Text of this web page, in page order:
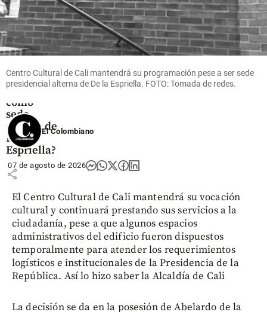
Colombia
¿Qué es el
Centro
Cultural
de Cali y
por qué
generó
polémica
como
sede
alterna de
De La
Espriella?
share
Centro Cultural de Cali mantendrá su programación pese a ser sede
presidencial alterna de De la Espriella. FOTO: Tomada de redes.
El Colombiano
07 de agosto de 2026
El Centro Cultural de Cali mantendrá su vocación
cultural y continuará prestando sus servicios a la
ciudadanía, pese a que algunos espacios
administrativos del edificio fueron dispuestos
temporalmente para atender los requerimientos
logísticos e institucionales de la Presidencia de la
República. Así lo hizo saber la Alcaldía de Cali
La decisión se da en la posesión de Abelardo de la